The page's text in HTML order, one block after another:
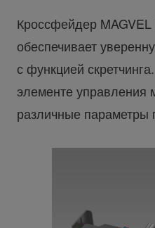
Кроссфейдер
обеспечивает
с функцией
элементе управления
различные параметры